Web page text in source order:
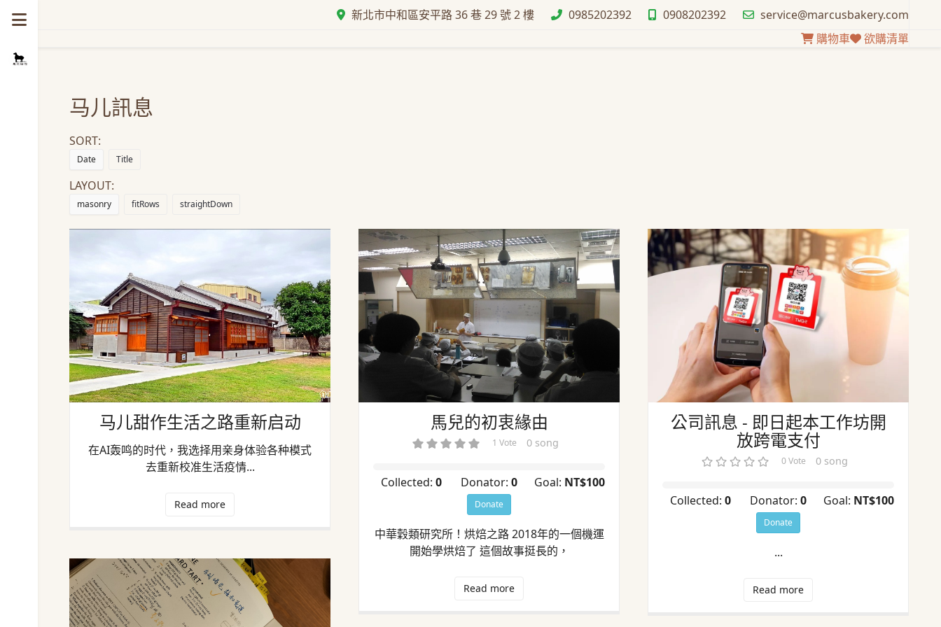
新北市中和區安平路 36 巷 29 號 2 樓 0985202392 0908202392
service@marcusbakery.com
購物車
欲購清單
马儿訊息
SORT:
Date Title
LAYOUT:
masonry fitRows straightDown
马儿甜作生活之路重新启动
马儿甜作生活之路重新启动
在AI轰鸣的时代，我选择用亲身体验各种模式
去重新校准生活疫情...
Read more
馬兒的初衷緣由
馬兒的初衷緣由
1 Vote 0 song
Collected:0 Donator: 0 Goal: NT$100
Donate
中華穀類研究所！烘焙之路 2018年的一個機運
開始學烘焙了 這個故事挺長的，
Read more
公司訊息 - 即日起本工作坊開放跨
電支付
公司訊息 - 即日起本工作坊開
放跨電支付
0 Vote 0 song
Collected:0 Donator: 0 Goal: NT$100
Donate
...
Read more